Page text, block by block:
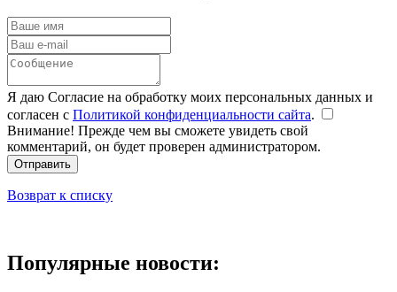
Я даю Согласие на обработку моих персональных данных и
согласен с Политикой конфиденциальности сайта.
Внимание! Прежде чем вы сможете увидеть свой
комментарий, он будет проверен администратором.
Отправить
Возврат к списку
Популярные новости: